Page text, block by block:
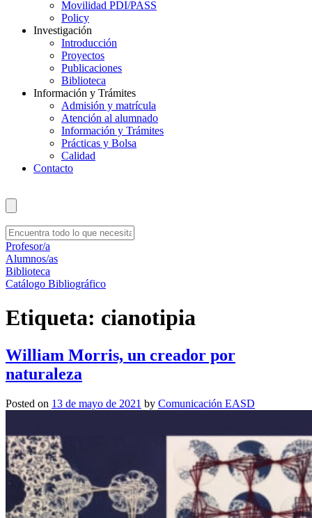
Movilidad PDI/PASS
Policy
Investigación
Introducción
Proyectos
Publicaciones
Biblioteca
Información y Trámites
Admisión y matrícula
Atención al alumnado
Información y Trámites
Prácticas y Bolsa
Calidad
Contacto
Profesor/a
Alumnos/as
Biblioteca
Catálogo Bibliográfico
Etiqueta: cianotipia
William Morris, un creador por
naturaleza
Posted on 13 de mayo de 2021 by Comunicación EASD